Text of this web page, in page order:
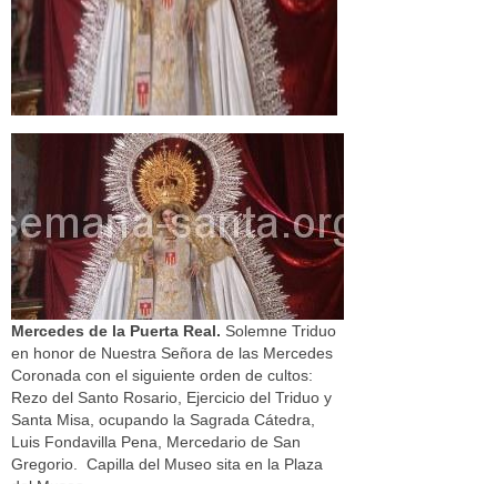
Mercedes de la Puerta Real. Solemne Triduo
en honor de Nuestra Señora de las Mercedes
Coronada con el siguiente orden de cultos:
Rezo del Santo Rosario, Ejercicio del Triduo y
Santa Misa, ocupando la Sagrada Cátedra,
Luis Fondavilla Pena, Mercedario de San
Gregorio. Capilla del Museo sita en la Plaza